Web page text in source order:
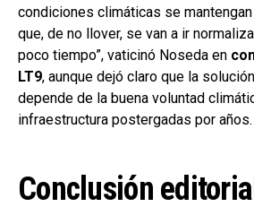
condiciones climáticas se
que, de no llover, se van a ir
poco tiempo”, vaticinó Noseda en
LT9, aunque dejó claro que la
depende de la buena voluntad
infraestructura postergadas por años.
Conclusión editorial